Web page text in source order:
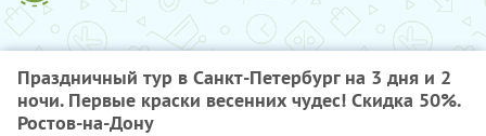
Праздничный тур в Санкт-Петербург на 3 дня и 2
ночи. Первые краски весенних чудес! Скидка 50%.
Ростов-на-Дону